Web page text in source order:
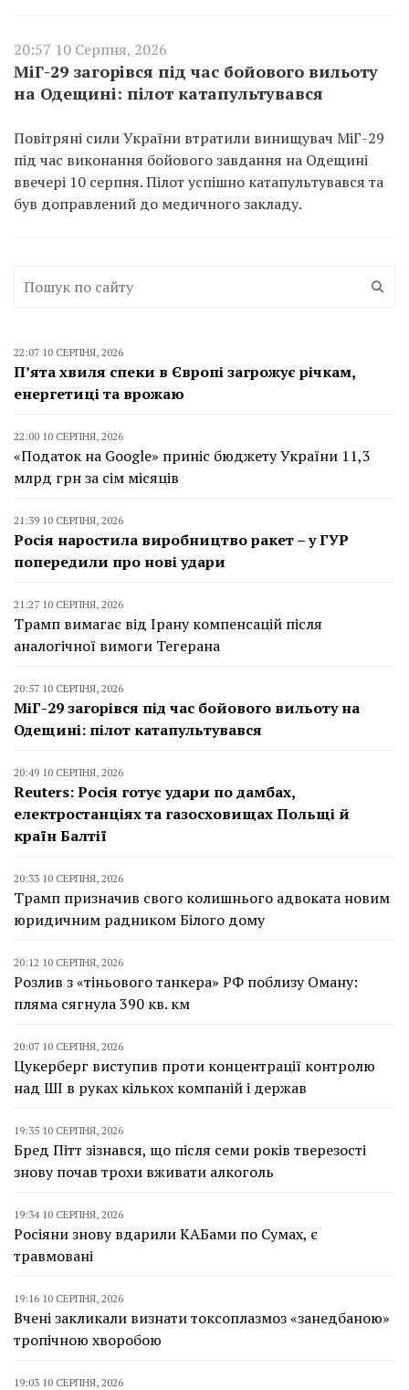
20:57 10 Серпня, 2026
МіГ-29 загорівся під час бойового вильоту
на Одещині: пілот катапультувався
Повітряні сили України втратили винищувач МіГ-29
під час виконання бойового завдання на Одещині
ввечері 10 серпня. Пілот успішно катапультувався та
був доправлений до медичного закладу.
22:07 10 СЕРПНЯ, 2026
П’ята хвиля спеки в Європі загрожує річкам,
енергетиці та врожаю
22:00 10 СЕРПНЯ, 2026
«Податок на Google» приніс бюджету України 11,3
млрд грн за сім місяців
21:39 10 СЕРПНЯ, 2026
Росія наростила виробництво ракет – у ГУР
попередили про нові удари
21:27 10 СЕРПНЯ, 2026
Трамп вимагає від Ірану компенсацій після
аналогічної вимоги Тегерана
20:57 10 СЕРПНЯ, 2026
МіГ-29 загорівся під час бойового вильоту на
Одещині: пілот катапультувався
20:49 10 СЕРПНЯ, 2026
Reuters: Росія готує удари по дамбах,
електростанціях та газосховищах Польщі й
країн Балтії
20:33 10 СЕРПНЯ, 2026
Трамп призначив свого колишнього адвоката новим
юридичним радником Білого дому
20:12 10 СЕРПНЯ, 2026
Розлив з «тіньового танкера» РФ поблизу Оману:
пляма сягнула 390 кв. км
20:07 10 СЕРПНЯ, 2026
Цукерберг виступив проти концентрації контролю
над ШІ в руках кількох компаній і держав
19:35 10 СЕРПНЯ, 2026
Бред Пітт зізнався, що після семи років тверезості
знову почав трохи вживати алкоголь
19:34 10 СЕРПНЯ, 2026
Росіяни знову вдарили КАБами по Сумах, є
травмовані
19:16 10 СЕРПНЯ, 2026
Вчені закликали визнати токсоплазмоз «занедбаною»
тропічною хворобою
19:03 10 СЕРПНЯ, 2026